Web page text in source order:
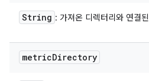
String : 가져온 디렉터리와 연결
metricDirectory